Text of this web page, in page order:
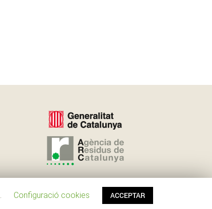
. Configuració cookies ACCEPTAR